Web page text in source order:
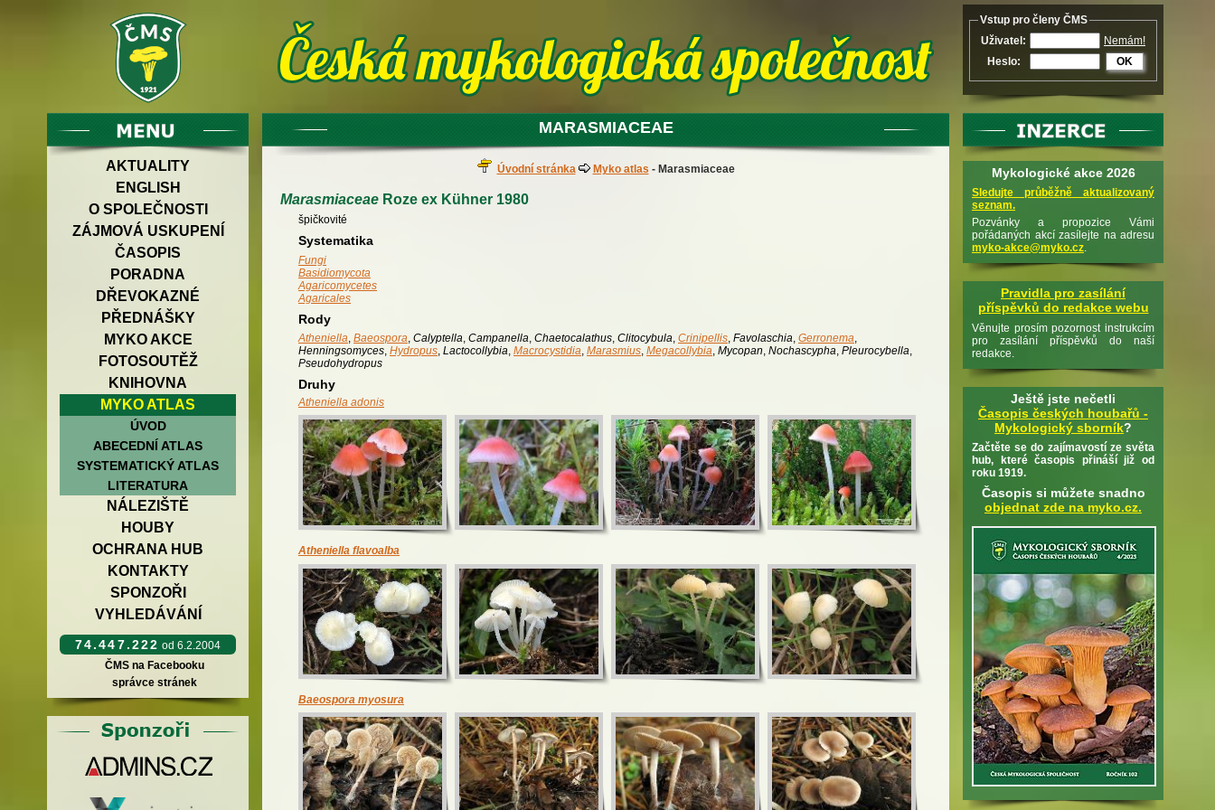
AKTUALITY
ENGLISH
O SPOLEČNOSTI
ZÁJMOVÁ USKUPENÍ
ČASOPIS
PORADNA
DŘEVOKAZNÉ
PŘEDNÁŠKY
MYKO AKCE
FOTOSOUTĚŽ
KNIHOVNA
MYKO ATLAS
ÚVOD
ABECEDNÍ ATLAS
SYSTEMATICKÝ ATLAS
LITERATURA
NÁLEZIŠTĚ
HOUBY
OCHRANA HUB
KONTAKTY
SPONZOŘI
VYHLEDÁVÁNÍ
74.447.222 od 6.2.2004
ČMS na Facebooku
správce stránek
MARASMIACEAE
Úvodní stránka Myko atlas - Marasmiaceae
Marasmiaceae Roze ex Kühner 1980
špičkovité
Systematika
Fungi
Basidiomycota
Agaricomycetes
Agaricales
Rody
Atheniella Baeospora Calyptella Campanella Chaetocalathus Clitocybula Crinipellis Favolaschia Gerronema
Henningsomyces Hydropus Lactocollybia Macrocystidia Marasmius Megacollybia Mycopan Nochascypha Pleurocybella
Pseudohydropus
Druhy
Atheniella adonis
Atheniella flavoalba
Baeospora myosura
Vstup pro členy ČMS
Uživatel:
Nemám!
Heslo:
OK
Mykologické akce 2026
Sledujte průběžně aktualizovaný
seznam.
Pozvánky a propozice Vámi
pořádaných akcí zasílejte na adresu
myko-akce@myko.cz.
Pravidla pro zasílání
příspěvků do redakce webu
Věnujte prosím pozornost instrukcím
pro zasílání příspěvků do naší
redakce.
Ještě jste nečetli
Časopis českých houbařů -
Mykologický sborník?
Začtěte se do zajímavostí ze světa
hub, které časopis přináší již od
roku 1919.
Časopis si můžete snadno
objednat zde na myko.cz.